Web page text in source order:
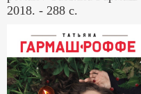
2018. - 288 с.